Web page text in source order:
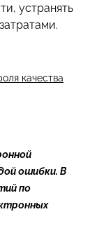
устранять
качества
ошибки. В
по